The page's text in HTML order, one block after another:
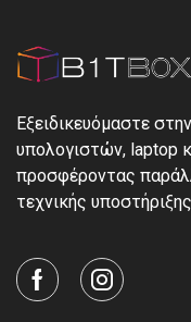
Εξειδικευόμαστε
υπολογιστών, laptop
προσφέροντας
τεχνικής